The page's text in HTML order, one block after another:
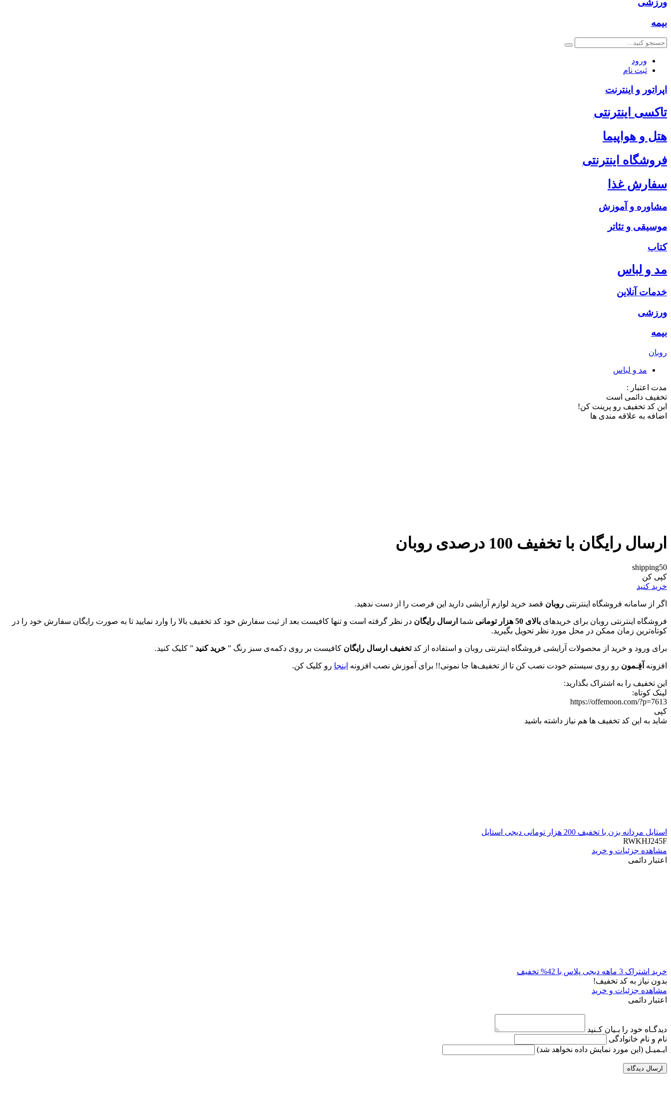
ورزشی
بیمه
ورود
ثبت نام
اپراتور و اینترنت
تاکسی اینترنتی
هتل و هواپیما
فروشگاه اینترنتی
سفارش غذا
مشاوره و آموزش
موسیقی و تئاتر
کتاب
مد و لباس
خدمات آنلاین
ورزشی
بیمه
روبان
مد و لباس
مدت اعتبار :
تخفیف دائمی است
این کد تخفیف رو پرینت کن!
اضافه به علاقه مندی ها
ارسال رایگان با تخفیف 100 درصدی روبان
shipping50
کپی کن
خرید کنید
اگر از سامانه فروشگاه اینترنتی روبان قصد خرید لوازم آرایشی دارید این فرصت را از دست ندهید.
فروشگاه اینترنتی روبان برای خرید‌های بالای 50 هزار تومانی شما ارسال رایگان در نظر گرفته است و تنها کافیست بعد از ثبت سفارش خود کد تخفیف بالا را وارد نمایید تا به صورت رایگان سفارش خود را در
کوتاه‌ترین زمان ممکن در محل مورد نظر تحویل بگیرید.
برای ورود و خرید از محصولات آرایشی فروشگاه اینترنتی روبان و استفاده از کدتخفیف ارسال رایگان کافیست بر روی دکمه‌ی سبز رنگ ” خرید کنید ” کلیک کنید.
افزونه آفِـمون رو روی سیستم خودت نصب کن تا از تخفیف‌ها جا نمونی!! برای آموزش نصب افزونه اینجا رو کلیک کن.
این تخفیف را به اشتراک بگذارید:
لینک کوتاه:
https://offemoon.com/?p=7613
کپی
شاید به این کد تخفیف ها هم نیاز داشته باشید
استایل مردانه بزن با تخفیف 200 هزار تومانی دیجی استایل
RWKHJ245F
مشاهده جزئیات و خرید
اعتبار دائمی
خرید اشتراک 3 ماهه دیجی پلاس با 42% تخفیف
بدون نیاز به کد تخفیف!
مشاهده جزئیات و خرید
اعتبار دائمی
دیدگـاه خود را بـیان کـنید
نام و نام خانوادگی
ایـمیـل (این مورد نمایش داده نخواهد شد)
ارسال دیدگاه